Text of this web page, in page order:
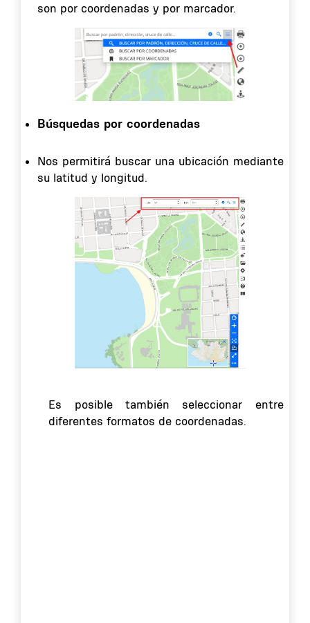
son por coordenadas y por marcador.
Búsquedas por coordenadas
Nos permitirá buscar una ubicación mediante
su latitud y longitud.
Es posible también seleccionar entre
diferentes formatos de coordenadas.